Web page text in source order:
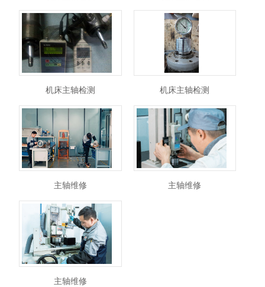
机床主轴检测 机床主轴检测
主轴维修 主轴维修
主轴维修